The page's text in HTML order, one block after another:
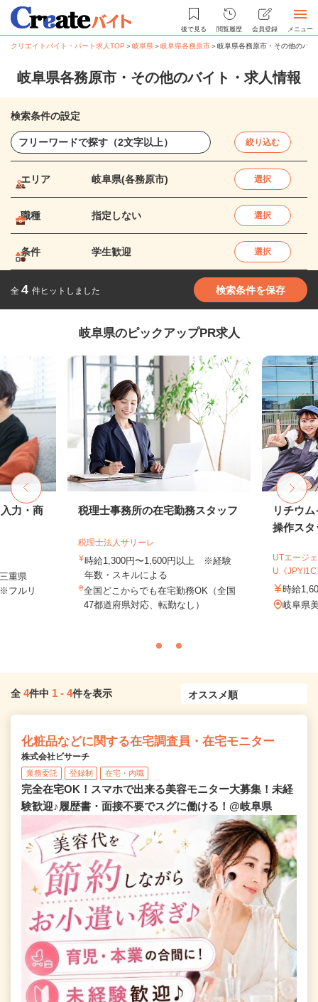
後で見る 閲覧履歴 会員登録 メニュー
クリエイトバイト・パート求人TOP ＞岐阜県＞岐阜県各務原市＞岐阜県各務原市・その他のバ
岐阜県各務原市・その他のバイト・求人情報
検索条件の設定
絞り込む
エリア 岐阜県(各務原市) 選択
職種 指定しない 選択
条件 学生歓迎 選択
全 4 件ヒットしました 検索条件を保存
岐阜県のピックアップPR求人
力・商
重県
フルリ
税理士事務所の在宅勤務スタッフ
税理士法人サリーレ
時給1,300円〜1,600円以上 ※経験
年数・スキルによる
全国どこからでも在宅勤務OK（全国
47都道府県対応、転勤なし）
リチウ
操作スタ
UTエージ
U《
時給
岐阜県
全 4件中 1 - 4件を表示
化粧品などに関する在宅調査員・在宅モニター
株式会社ビサーチ
業務委託 登録制 在宅・内職
完全在宅OK！スマホで出来る美容モニター大募集！未経
験歓迎♪履歴書・面接不要でスグに働ける！@岐阜県